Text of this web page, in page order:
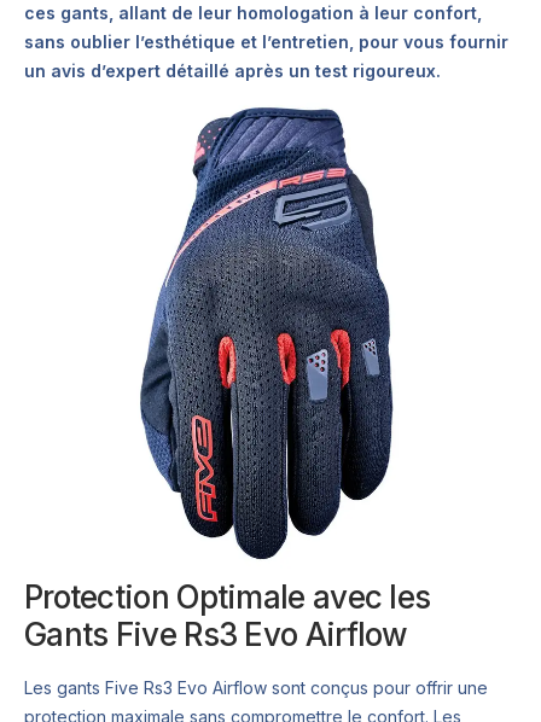
ces gants, allant de leur homologation à leur confort,
sans oublier l’esthétique et l’entretien, pour vous fournir
un avis d’expert détaillé après un test rigoureux.
Protection Optimale avec les
Gants Five Rs3 Evo Airflow
Les gants Five Rs3 Evo Airflow sont conçus pour offrir une
protection maximale sans compromettre le confort. Les